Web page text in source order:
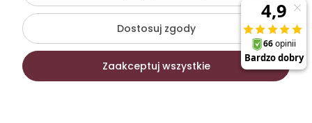
©2026 Wszelkie Prawa Zastrzeżone | Komfort Biuro - meble
biurowe
Szablon Flex byEcommercy
Dostosuj zgody
Zaakceptuj wszystkie